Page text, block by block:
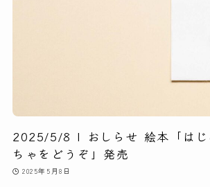
2025/5/8 | おしらせ 絵本「はじ
ちゃをどうぞ」発売
2025年5月8日